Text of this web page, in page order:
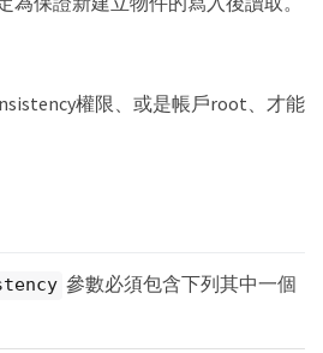
權限、或是帳戶root、才能
參數必須包含下列其中一個